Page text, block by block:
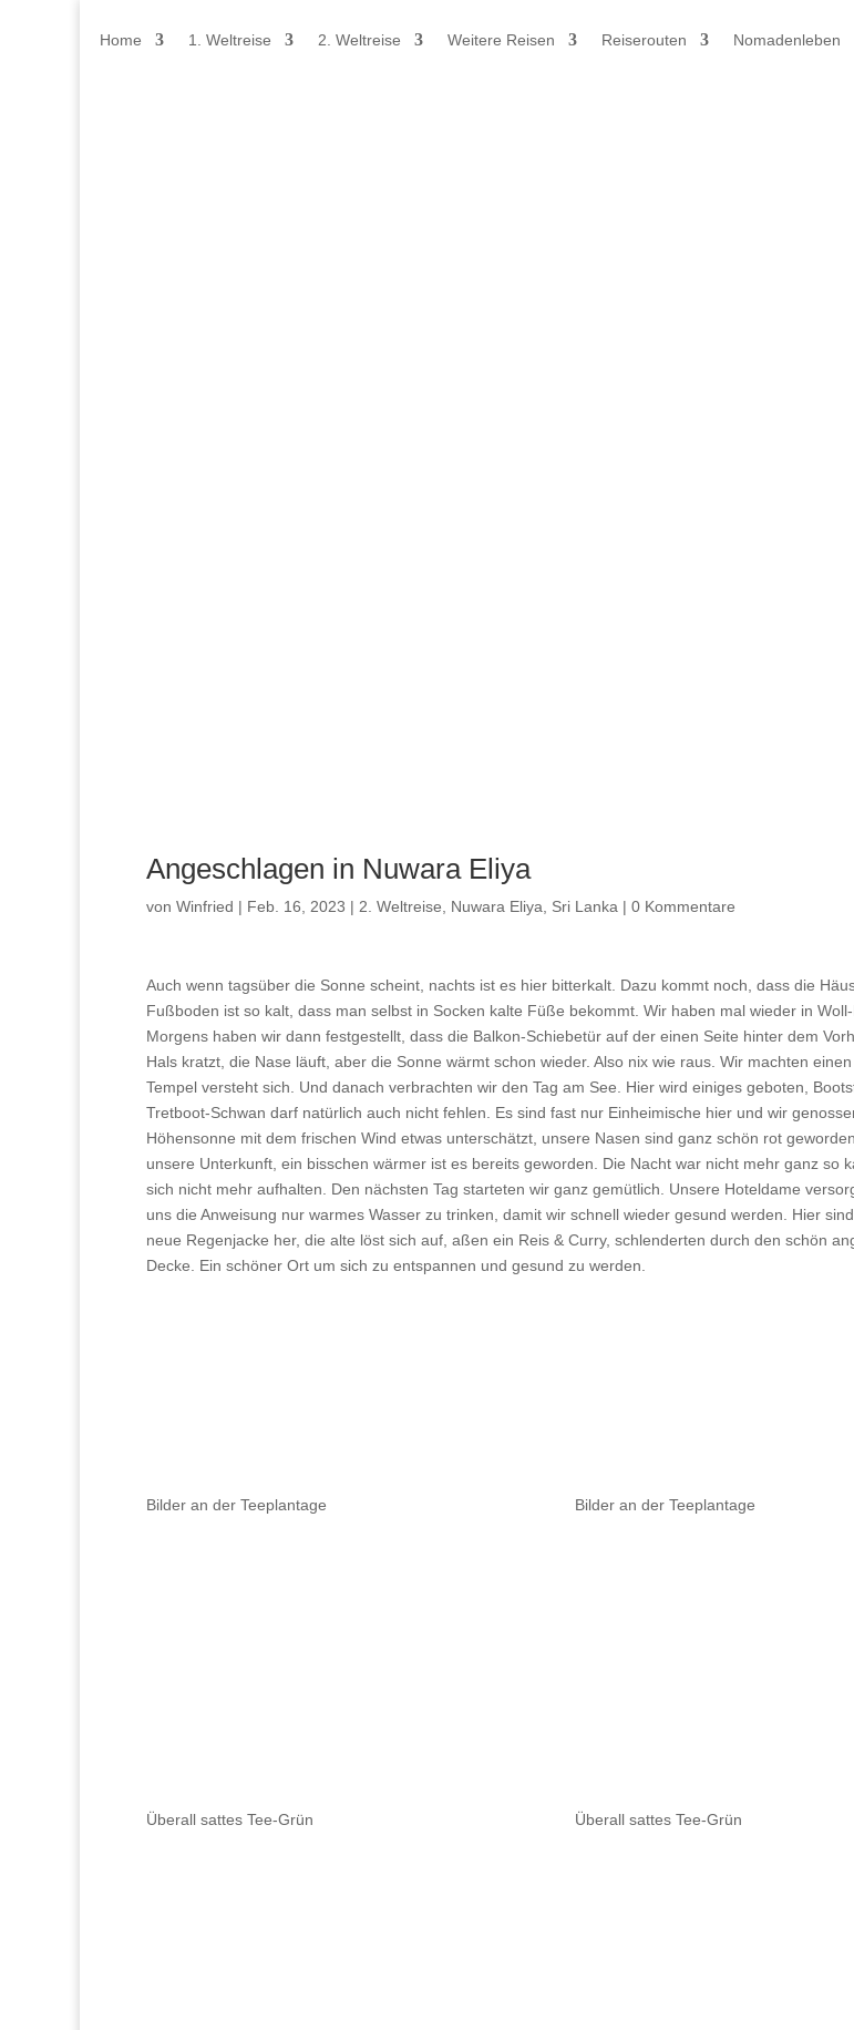
Home 1. Weltreise 2. Weltreise Weitere Reisen Reiserouten Nomadenleben
Angeschlagen in Nuwara Eliya
von Winfried | Feb. 16, 2023 | 2. Weltreise Nuwara Eliya Sri Lanka | 0 Kommentare
Auch wenn tagsüber die Sonne scheint, nachts ist es hier bitterkalt. Dazu kommt noch, dass die
Fußboden ist so kalt, dass man selbst in Socken kalte Füße bekommt. Wir haben mal wieder in
Morgens haben wir dann festgestellt, dass die Balkon-Schiebetür auf der einen Seite hinter dem
Hals kratzt, die Nase läuft, aber die Sonne wärmt schon wieder. Also nix wie raus. Wir machten
Tempel versteht sich. Und danach verbrachten wir den Tag am See. Hier wird einiges geboten,
Tretboot-Schwan darf natürlich auch nicht fehlen. Es sind fast nur Einheimische hier und wir
Höhensonne mit dem frischen Wind etwas unterschätzt, unsere Nasen sind ganz schön rot
unsere Unterkunft, ein bisschen wärmer ist es bereits geworden. Die Nacht war nicht mehr ganz
sich nicht mehr aufhalten. Den nächsten Tag starteten wir ganz gemütlich. Unsere Hoteldame
uns die Anweisung nur warmes Wasser zu trinken, damit wir schnell wieder gesund werden. Hier
neue Regenjacke her, die alte löst sich auf, aßen ein Reis & Curry, schlenderten durch den schön
Decke. Ein schöner Ort um sich zu entspannen und gesund zu werden.
Bilder an der Teeplantage Bilder an der Teeplantage
Überall sattes Tee-Grün Überall sattes Tee-Grün